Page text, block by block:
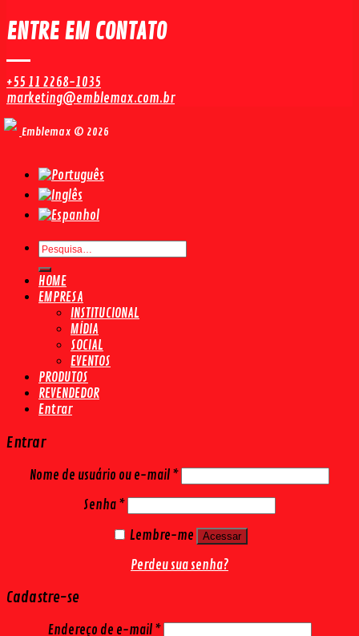
ENTRE EM CONTATO
+55 11 2268-1035
marketing@emblemax.com.br
Emblemax © 2026
Pesquisar
por:
HOME
EMPRESA
INSTITUCIONAL
MÍDIA
SOCIAL
EVENTOS
PRODUTOS
REVENDEDOR
Entrar
Entrar
Nome de usuário ou e-mail *
Senha *
Lembre-me
Acessar
Perdeu sua senha?
Cadastre-se
Endereço de e-mail *